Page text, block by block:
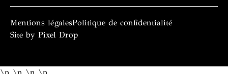
Mentions légalesPolitique de confidentialité
Site by Pixel Drop